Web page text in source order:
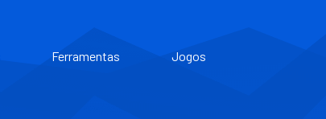
Ferramentas Jogos